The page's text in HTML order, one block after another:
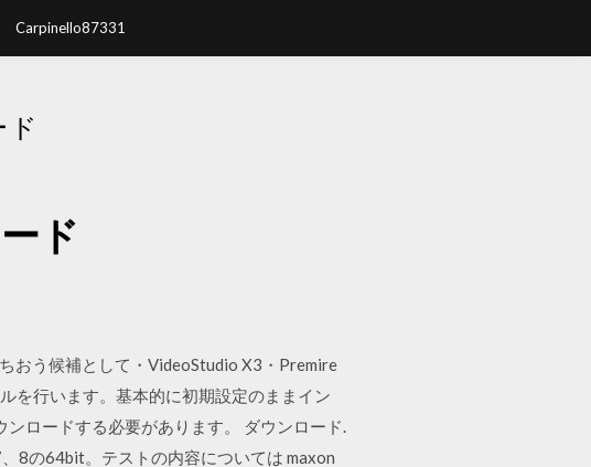
Carpinello87331
ド
おう候補として・VideoStudio X3・Premire
を行います。基本的に初期設定のままイン
ロードする必要があります。 ダウンロード.
8の64bit。テストの内容については maxon